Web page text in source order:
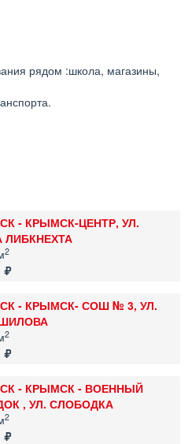
рядом :школа, магазины,
- КРЫМСК-ЦЕНТР, УЛ.
ЛИБКНЕХТА
2
- КРЫМСК- СОШ № 3, УЛ.
2
- КРЫМСК - ВОЕННЫЙ
, УЛ. СЛОБОДКА
2